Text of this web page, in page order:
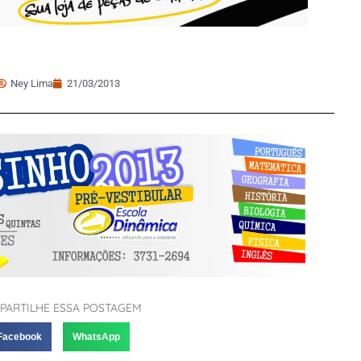
Ney Lima 21/03/2013
ESSA POSTAGEM
WhatsApp